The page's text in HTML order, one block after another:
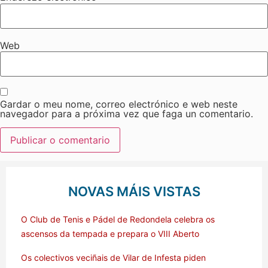
Web
Gardar o meu nome, correo electrónico e web neste
navegador para a próxima vez que faga un comentario.
NOVAS MÁIS VISTAS
O Club de Tenis e Pádel de Redondela celebra os
ascensos da tempada e prepara o VIII Aberto
Os colectivos veciñais de Vilar de Infesta piden